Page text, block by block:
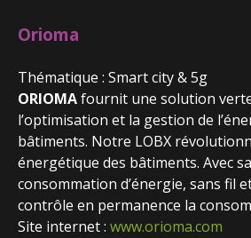
Orioma
Thématique : Smart city & 5g
ORIOMAfournit une solution
l’optimisation et la gestion de
bâtiments. Notre LOBX
énergétique des bâtiments. Avec
consommation d’énergie, sans fil
contrôle en permanence la
Site internet : www.orioma.com